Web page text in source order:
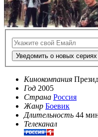
Уведомить о новых сериях
Кинокомпания
Год 2005
Страна Россия
Жанр Боевик
Длительность 44
Телеканал